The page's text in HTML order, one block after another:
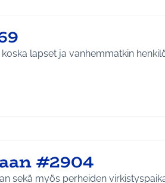
lapset ja vanhemmatkin
#2904
sekä myös perheiden